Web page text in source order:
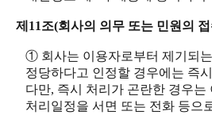
제11조(회사의 의무 또는 민원의
① 회사는 이용자로부터 제기되는
정당하다고 인정할 경우에는 즉
다만, 즉시 처리가 곤란한 경우는
처리일정을 서면 또는 전화 등으